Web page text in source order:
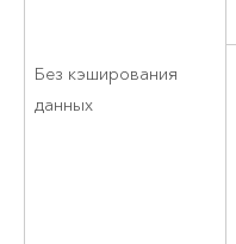
Без кэширования
данных